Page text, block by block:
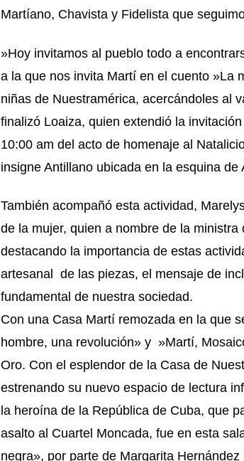
Martíano, Chavista y Fidelista que
»Hoy invitamos al pueblo todo a
a la que nos invita Martí en el cuento »La
niñas de Nuestramérica, acercándoles al
finalizó Loaiza, quien extendió la
10:00 am del acto de homenaje al
insigne Antillano ubicada en la esquina de
También acompañó esta actividad,
de la mujer, quien a nombre de la
destacando la importancia de estas
artesanal de las piezas, el mensaje de
fundamental de nuestra sociedad.
Con una Casa Martí remozada en la que
hombre, una revolución» y »Martí,
Oro. Con el esplendor de la Casa de
estrenando su nuevo espacio de lectura
la heroína de la República de Cuba, que
asalto al Cuartel Moncada, fue en esta
negra», por parte de Margarita